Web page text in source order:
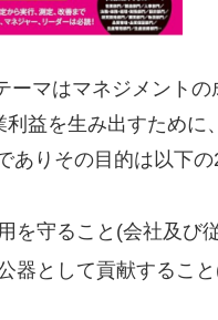
マはマネジメントの
益を生み出すために
りその目的は以下の
を守ること(会社及び
器として貢献するこ